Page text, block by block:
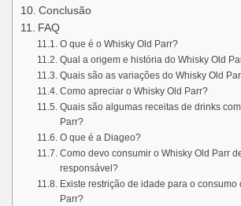
Conclusão
FAQ
O que é o Whisky Old Parr?
Qual a origem e história do Whisky Old
Quais são as variações do Whisky Old
Como apreciar o Whisky Old Parr?
Quais são algumas receitas de drinks
Parr?
O que é a Diageo?
Como devo consumir o Whisky Old Parr
responsável?
Existe restrição de idade para o consumo
Parr?